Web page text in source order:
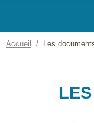
Accueil Les